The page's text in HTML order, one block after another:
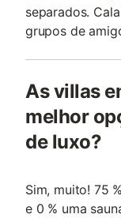
separados.
grupos de
As villas
melhor
de luxo?
Sim, muito! 75
e 0 % uma